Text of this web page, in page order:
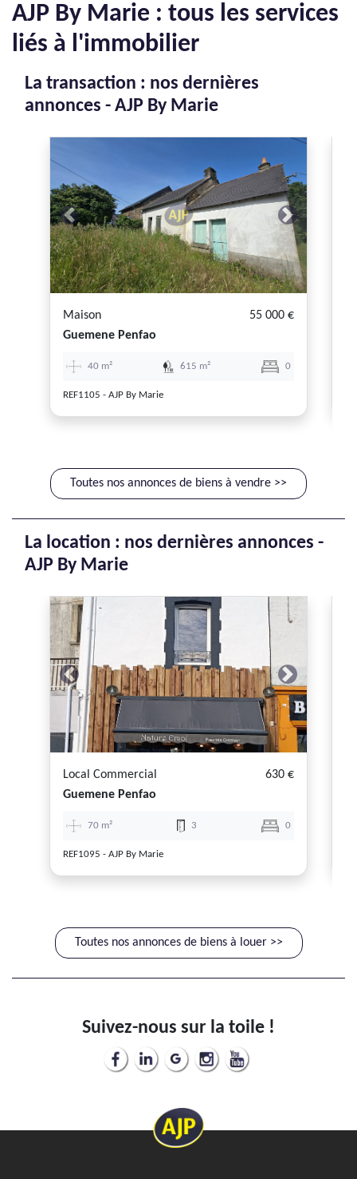
AJP By Marie : tous les services
liés à l'immobilier
La transaction : nos dernières
annonces - AJP By Marie
Previous Next
Maison
55 000 €
Guemene Penfao
40 m² 615 m² 0
REF1105 - AJP By Marie
Toutes nos annonces de biens à vendre >>
La location : nos dernières annonces -
AJP By Marie
Previous Next
Local Commercial
630 €
Guemene Penfao
70 m² 3 0
REF1095 - AJP By Marie
Toutes nos annonces de biens à louer >>
Suivez-nous sur la toile !